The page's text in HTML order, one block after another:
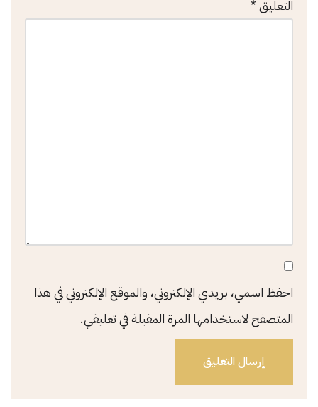
التعليق*
احفظ اسمي، بريدي الإلكتروني، والموقع الإلكتروني في هذا
المتصفح لاستخدامها المرة المقبلة في تعليقي.